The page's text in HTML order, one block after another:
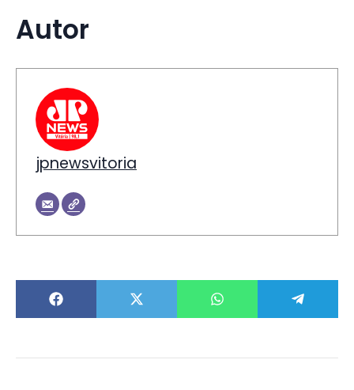
Autor
jpnewsvitoria